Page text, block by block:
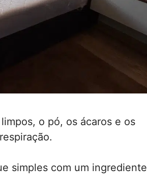
o pó, os ácaros e os
simples com um ingrediente